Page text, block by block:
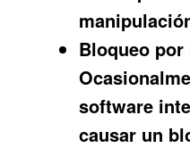
Bloqueo
software
causar un